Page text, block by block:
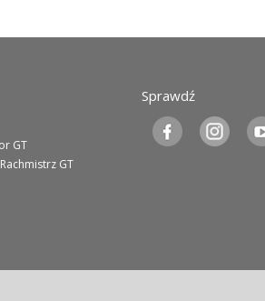
GT
GT
Sprawdź